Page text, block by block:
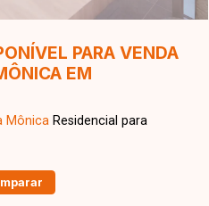
PARA VENDA
EM
Mônica Residencial para